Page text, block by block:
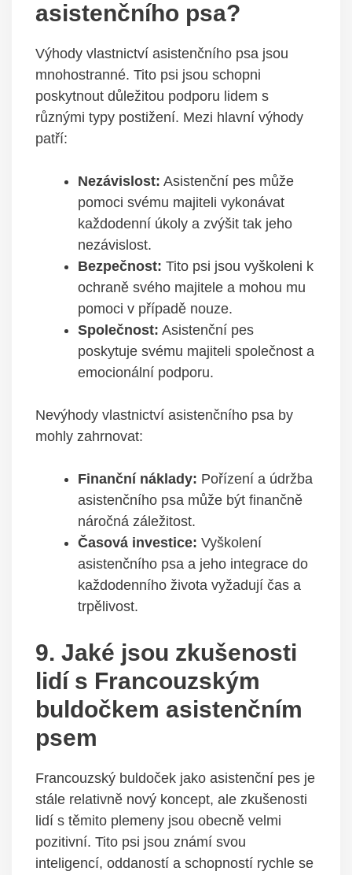
asistenčního psa?
Výhody vlastnictví asistenčního psa jsou
mnohostranné. Tito psi jsou schopni
poskytnout důležitou podporu lidem s
různými typy postižení. Mezi hlavní výhody
patří:
Nezávislost: Asistenční pes může
pomoci svému majiteli vykonávat
každodenní úkoly a zvýšit tak jeho
nezávislost.
Bezpečnost: Tito psi jsou vyškoleni k
ochraně svého majitele a mohou mu
pomoci v případě nouze.
Společnost: Asistenční pes
poskytuje svému majiteli společnost a
emocionální podporu.
Nevýhody vlastnictví asistenčního psa by
mohly zahrnovat:
Finanční náklady: Pořízení a údržba
asistenčního psa může být finančně
náročná záležitost.
Časová investice: Vyškolení
asistenčního psa a jeho integrace do
každodenního života vyžadují čas a
trpělivost.
9. Jaké jsou zkušenosti
lidí s Francouzským
buldočkem asistenčním
psem
Francouzský buldoček jako asistenční pes je
stále relativně nový koncept, ale zkušenosti
lidí s těmito plemeny jsou obecně velmi
pozitivní. Tito psi jsou známí svou
inteligencí, oddaností a schopností rychle se